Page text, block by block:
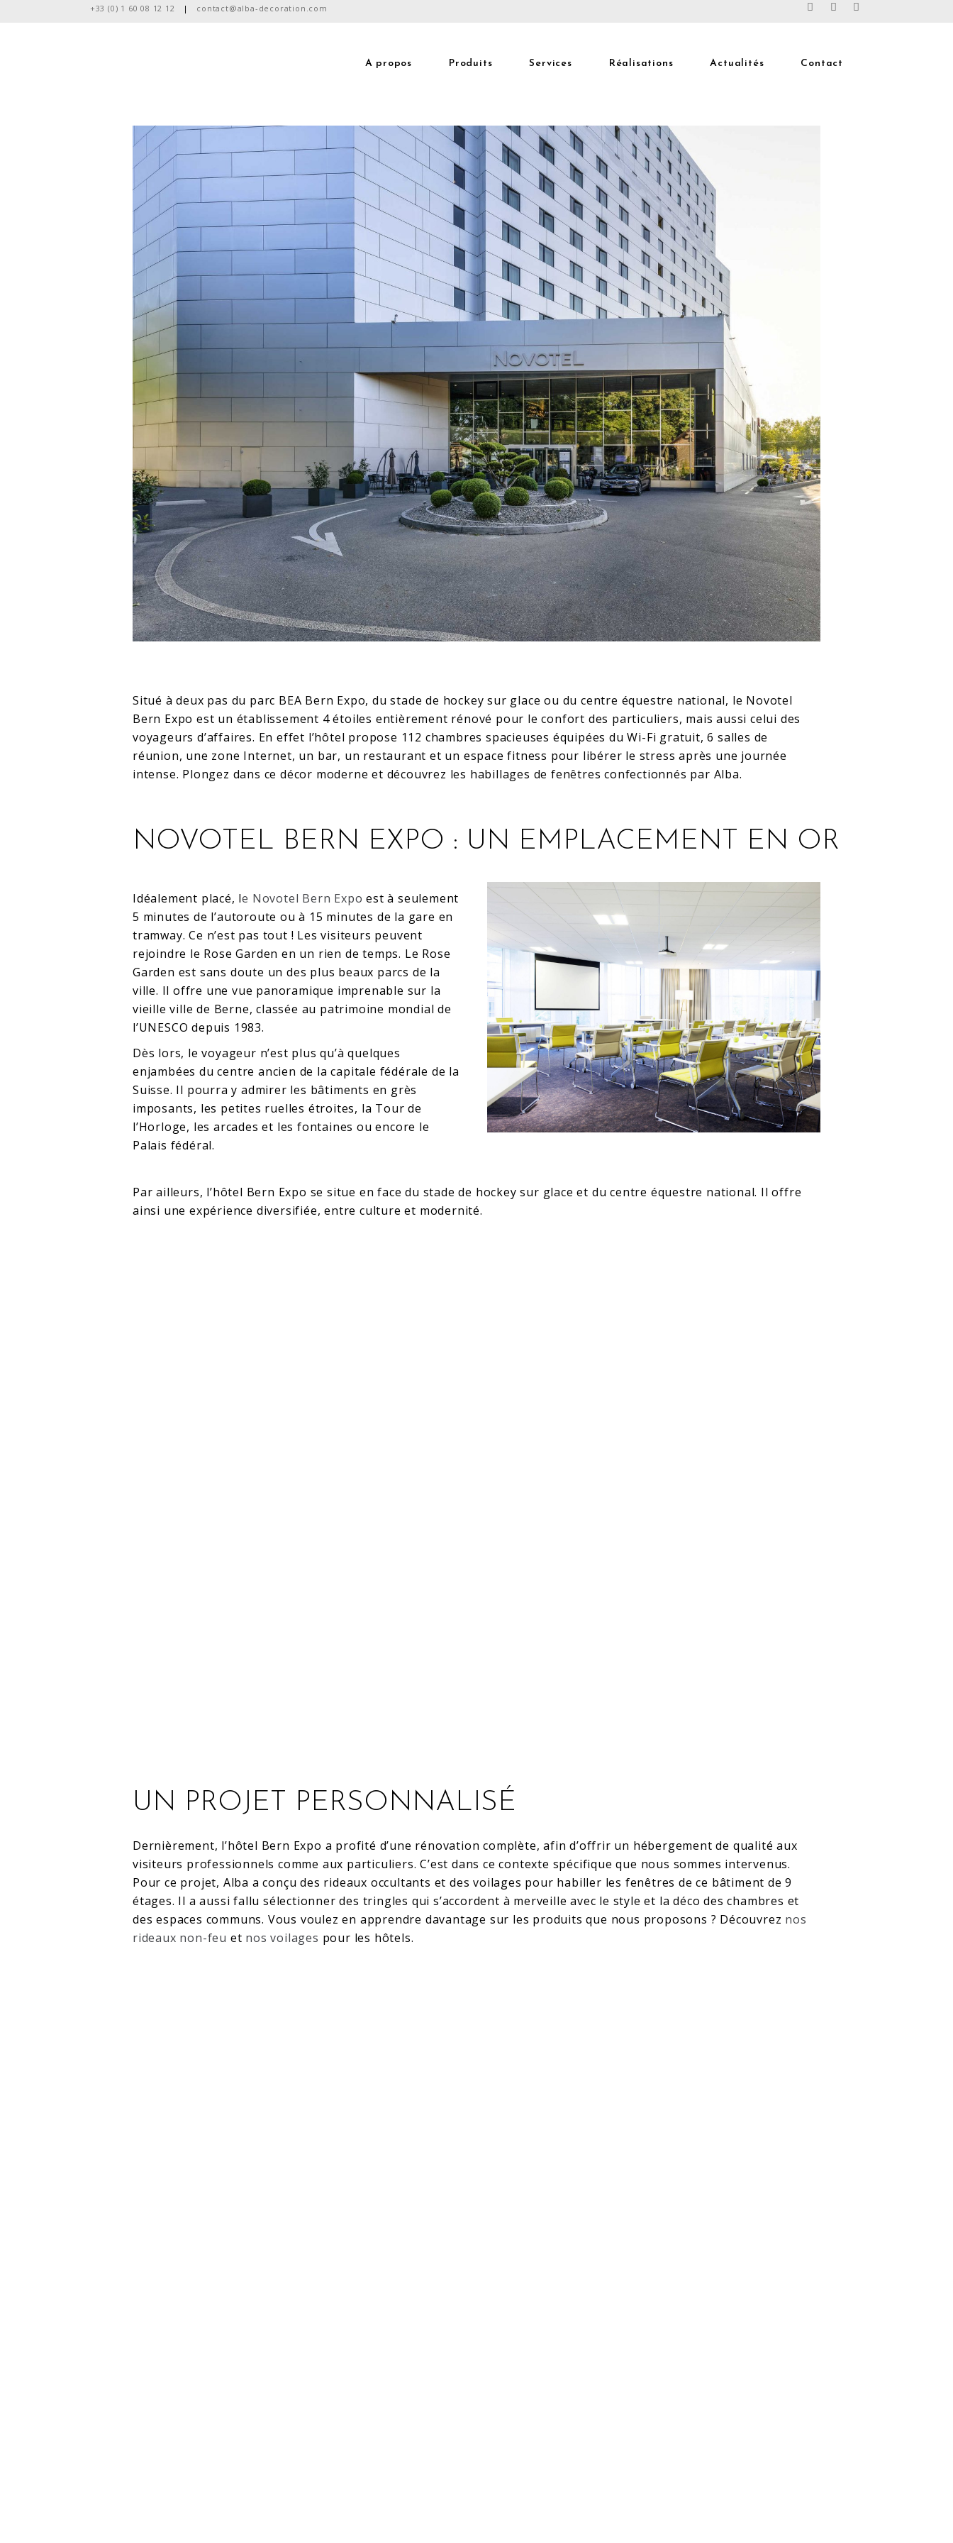
+33 (0) 1 60 08 12 12 | contact@alba-decoration.com
A propos Produits Services Réalisations Actualités Contact
Situé à deux pas du parc BEA Bern Expo, du stade de hockey sur glace ou du centre équestre national, le Novotel
Bern Expo est un établissement 4 étoiles entièrement rénové pour le confort des particuliers, mais aussi celui des
voyageurs d’affaires. En effet l’hôtel propose 112 chambres spacieuses équipées du Wi-Fi gratuit, 6 salles de
réunion, une zone Internet, un bar, un restaurant et un espace fitness pour libérer le stress après une journée
intense. Plongez dans ce décor moderne et découvrez les habillages de fenêtres confectionnés par Alba.
NOVOTEL BERN EXPO : UN EMPLACEMENT EN OR
Idéalement placé, le Novotel Bern Expo est à seulement
5 minutes de l’autoroute ou à 15 minutes de la gare en
tramway. Ce n’est pas tout ! Les visiteurs peuvent
rejoindre le Rose Garden en un rien de temps. Le Rose
Garden est sans doute un des plus beaux parcs de la
ville. Il offre une vue panoramique imprenable sur la
vieille ville de Berne, classée au patrimoine mondial de
l’UNESCO depuis 1983.
Dès lors, le voyageur n’est plus qu’à quelques
enjambées du centre ancien de la capitale fédérale de la
Suisse. Il pourra y admirer les bâtiments en grès
imposants, les petites ruelles étroites, la Tour de
l’Horloge, les arcades et les fontaines ou encore le
Palais fédéral.
Par ailleurs, l’hôtel Bern Expo se situe en face du stade de hockey sur glace et du centre équestre national. Il offre
ainsi une expérience diversifiée, entre culture et modernité.
UN PROJET PERSONNALISÉ
Dernièrement, l’hôtel Bern Expo a profité d’une rénovation complète, afin d’offrir un hébergement de qualité aux
visiteurs professionnels comme aux particuliers. C’est dans ce contexte spécifique que nous sommes intervenus.
Pour ce projet, Alba a conçu des rideaux occultants et des voilages pour habiller les fenêtres de ce bâtiment de 9
étages. Il a aussi fallu sélectionner des tringles qui s’accordent à merveille avec le style et la déco des chambres et
des espaces communs. Vous voulez en apprendre davantage sur les produits que nous proposons ? Découvrez nos
rideaux non-feu et nos voilages pour les hôtels.